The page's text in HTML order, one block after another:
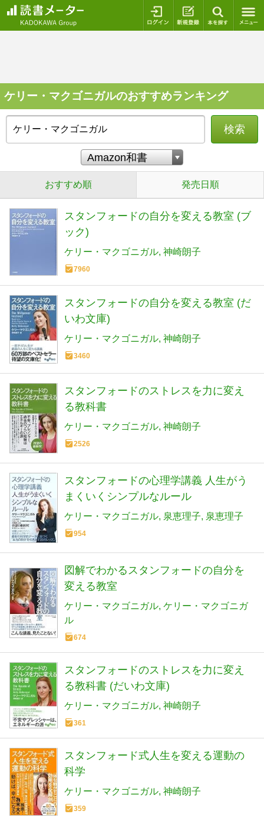
ログイン 新規登録
ケリー・マクゴニガルのおすすめランキング
検索
おすすめ順 発売日順
スタンフォードの自分を変える教室 (ブ
ック)
ケリー・マクゴニガル 神崎朗子
7960
スタンフォードの自分を変える教室 (だ
いわ文庫)
ケリー・マクゴニガル 神崎朗子
3460
スタンフォードのストレスを力に変え
る教科書
ケリー・マクゴニガル 神崎朗子
2526
スタンフォードの心理学講義 人生がう
まくいくシンプルなルール
ケリー・マクゴニガル 泉恵理子 泉恵理子
954
図解でわかるスタンフォードの自分を
変える教室
ケリー・マクゴニガル ケリー・マクゴニガ
ル
674
スタンフォードのストレスを力に変え
る教科書 (だいわ文庫)
ケリー・マクゴニガル 神崎朗子
361
スタンフォード式人生を変える運動の
科学
ケリー・マクゴニガル 神崎朗子
359